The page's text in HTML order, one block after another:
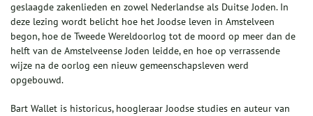
geslaagde zakenlieden en zowel Nederlandse als Duitse Joden. In
deze lezing wordt belicht hoe het Joodse leven in Amstelveen
begon, hoe de Tweede Wereldoorlog tot de moord op meer dan de
helft van de Amstelveense Joden leidde, en hoe op verrassende
wijze na de oorlog een nieuw gemeenschapsleven werd
opgebouwd.
Bart Wallet is historicus, hoogleraar Joodse studies en auteur van